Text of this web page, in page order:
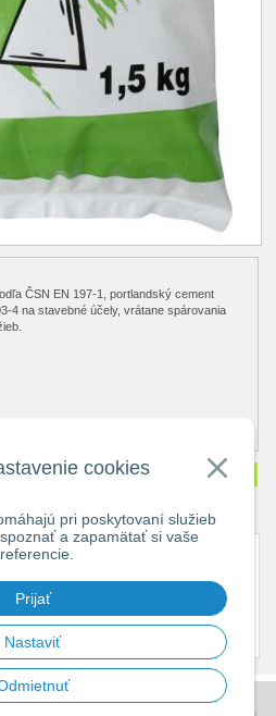
cookies
pri poskytovaní služieb
a zapamätať si vaše
Prijať
Nastaviť
ČSN EN 197-1, portlandský cement
4 na stavebné účely, vrátane spárovania
Množstvo ks
bez prachu a mastnôt. Pri použití je
prostredia musí byť nad +5 °C